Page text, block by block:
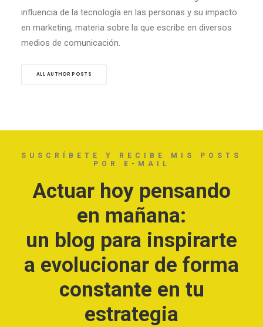
influencia de la tecnología en las personas y su impacto
en marketing, materia sobre la que escribe en diversos
medios de comunicación.
ALL AUTHOR POSTS
SUSCRÍBETE Y RECIBE MIS POSTS
POR E-MAIL
Actuar hoy pensando
en mañana:
un blog para inspirarte
a evolucionar de forma
constante en tu
estrategia